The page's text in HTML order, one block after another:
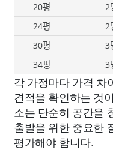
20평
2
24평
2
30평
3
34평
3
각 가정마다 가격 차
견적을 확인하는 것
소는 단순히 공간을
출발을 위한 중요한
평가해야 합니다.